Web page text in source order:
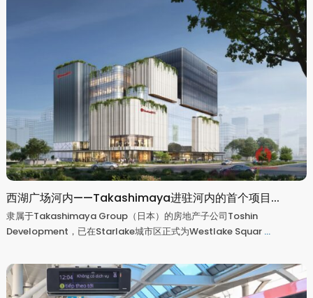
西湖广场河内——Takashimaya进驻河内的首个项目...
隶属于Takashimaya Group（日本）的房地产子公司Toshin
Development，已在Starlake城市区正式为Westlake Squar ...